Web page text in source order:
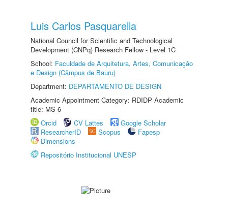
Luis Carlos Pasquarella
National Council for Scientific and Technological
Development (CNPq) Research Fellow - Level 1C
School: Faculdade de Arquitetura, Artes, Comunicação
e Design (Câmpus de Bauru)
Department: DEPARTAMENTO DE DESIGN
Academic Appointment Category: RDIDP Academic
title: MS-6
Orcid
CV Lattes
Google Scholar
ResearcherID
Scopus
Fapesp
Dimensions
Repositório Institucional UNESP